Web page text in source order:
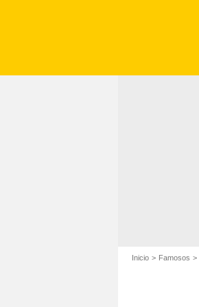
Inicio Famosos